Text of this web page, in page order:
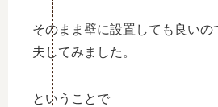
そのまま壁に設置しても良いの
夫してみました。
ということで